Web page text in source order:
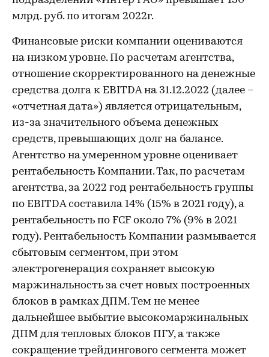
млрд. руб. по итогам 2022г.
Финансовые риски компании оцениваются
на низком уровне. По расчетам агентства,
отношение скорректированного на денежные
средства долга к EBITDA на 31.12.2022 (далее –
«отчетная дата») является отрицательным,
из-за значительного объема денежных
средств, превышающих долг на балансе.
Агентство на умеренном уровне оценивает
рентабельность Компании. Так, по расчетам
агентства, за 2022 год рентабельность группы
по EBITDA составила 14% (15% в 2021 году), а
рентабельность по FCF около 7% (9% в 2021
году). Рентабельность Компании размывается
сбытовым сегментом, при этом
электрогенерация сохраняет высокую
маржинальность за счет новых построенных
блоков в рамках ДПМ. Тем не менее
дальнейшее выбытие высокомаржинальных
ДПМ для тепловых блоков ПГУ, а также
сокращение трейдингового сегмента может